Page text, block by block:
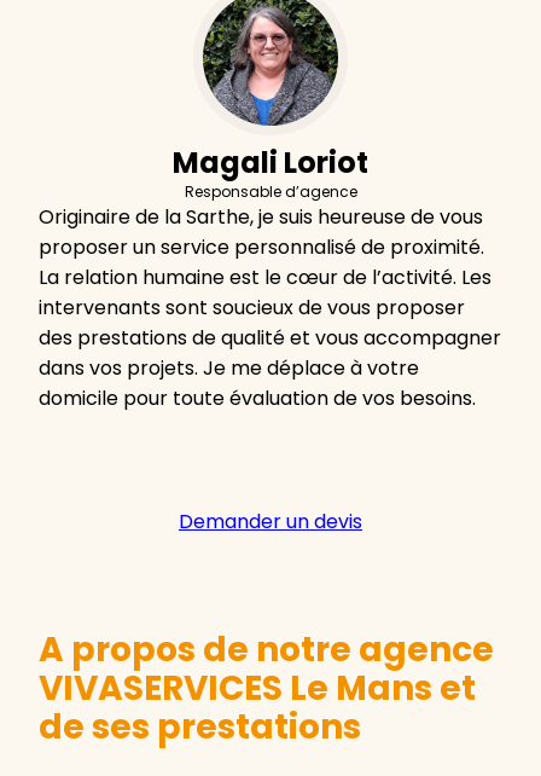
Magali Loriot
Responsable d’agence
Originaire de la Sarthe, je suis heureuse de vous
proposer un service personnalisé de proximité.
La relation humaine est le cœur de l’activité. Les
intervenants sont soucieux de vous proposer
des prestations de qualité et vous accompagner
dans vos projets. Je me déplace à votre
domicile pour toute évaluation de vos besoins.
Demander un devis
A propos de notre agence
VIVASERVICES Le Mans et
de ses prestations